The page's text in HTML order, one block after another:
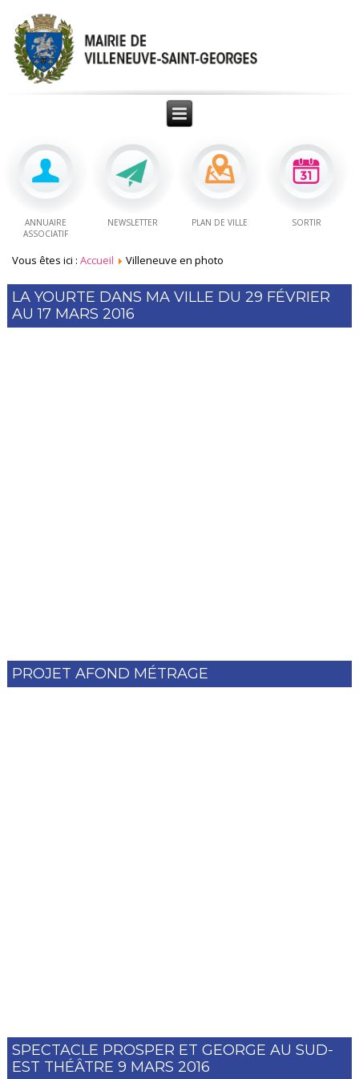
ANNUAIRE
ASSOCIATIF
NEWSLETTER PLAN DE VILLE SORTIR
Vous êtes ici :Accueil Villeneuve en photo
LA YOURTE DANS MA VILLE DU 29 FÉVRIER
AU 17 MARS 2016
PROJET AFOND MÉTRAGE
SPECTACLE PROSPER ET GEORGE AU SUD-
EST THÉÂTRE 9 MARS 2016